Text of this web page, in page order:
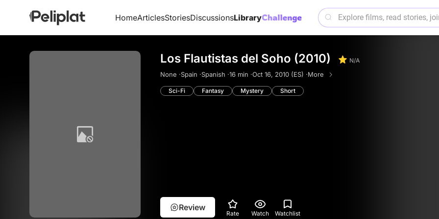
HomeArticlesStoriesDiscussionsLibrary
Los Flautistas del Soho (2010) N/A
None ·Spain ·Spanish ·16 min ·Oct 16, 2010 (ES) ·More
Sci-Fi Fantasy Mystery Short
Review
Rate Watch Watchlist